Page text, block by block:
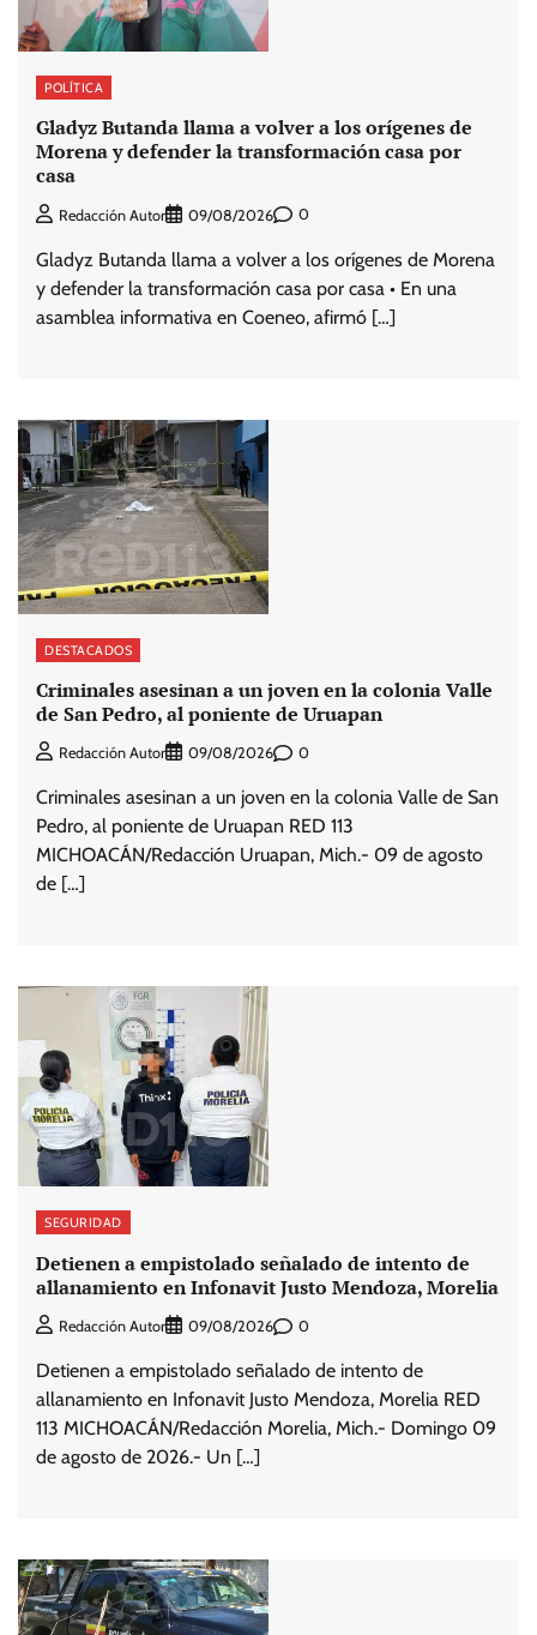
POLÍTICA
Gladyz Butanda llama a volver a los orígenes de
Morena y defender la transformación casa por
casa
Redacción Autor 09/08/2026 0
Gladyz Butanda llama a volver a los orígenes de Morena
y defender la transformación casa por casa • En una
asamblea informativa en Coeneo, afirmó […]
DESTACADOS
Criminales asesinan a un joven en la colonia Valle
de San Pedro, al poniente de Uruapan
Redacción Autor 09/08/2026 0
Criminales asesinan a un joven en la colonia Valle de San
Pedro, al poniente de Uruapan RED 113
MICHOACÁN/Redacción Uruapan, Mich.- 09 de agosto
de […]
SEGURIDAD
Detienen a empistolado señalado de intento de
allanamiento en Infonavit Justo Mendoza, Morelia
Redacción Autor 09/08/2026 0
Detienen a empistolado señalado de intento de
allanamiento en Infonavit Justo Mendoza, Morelia RED
113 MICHOACÁN/Redacción Morelia, Mich.- Domingo 09
de agosto de 2026.- Un […]